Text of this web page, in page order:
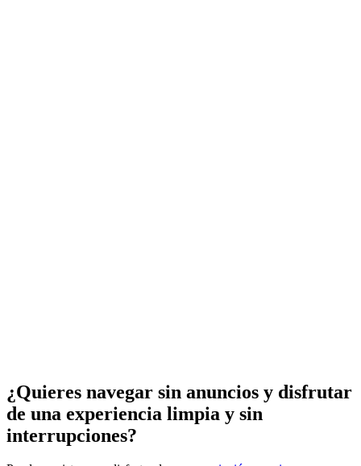
¿Quieres navegar sin anuncios y disfrutar
de una experiencia limpia y sin
interrupciones?